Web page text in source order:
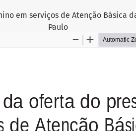
em serviços de Atenção Básica
Paulo